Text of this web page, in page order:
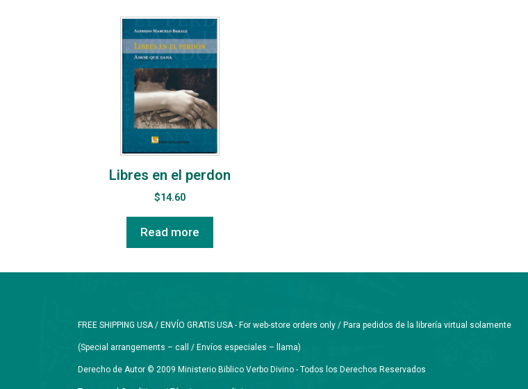
Libres en el perdon
$14.60
Read more
FREE SHIPPING USA / ENVÍO GRATIS USA - For web-store orders only / Para pedidos de la librería virtual solamente
(Special arrangements – call / Envíos especiales – llama)
Derecho de Autor © 2009 Ministerio Biblico Verbo Divino - Todos los Derechos Reservados